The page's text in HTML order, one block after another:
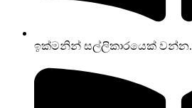
ඉක්මනින් සල්ලිකාරයෙක් වන්න.